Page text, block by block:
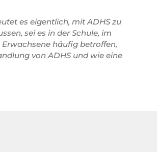
es eigentlich, mit ADHS zu
sei es in der Schule, im
häufig betroffen,
von ADHS und wie eine